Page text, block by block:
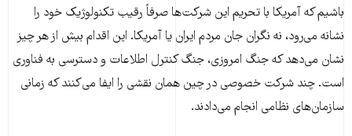
باشیم که آمریکا با تحریم این شرکت‌ها صرفاً رقیب تکنولوژیک خود را
نشانه می‌رود، نه نگران جان مردم ایران یا آمریکا. این اقدام بیش از هر چیز
نشان می‌دهد که جنگ امروزی، جنگ کنترل اطلاعات و دسترسی به فناوری
است. چند شرکت خصوصی در چین همان نقشی را ایفا می‌کنند که زمانی
سازمان‌های نظامی انجام می‌دادند.